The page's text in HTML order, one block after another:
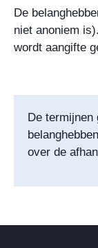
De
niet anoniem
wordt aangifte
De termijnen
over de